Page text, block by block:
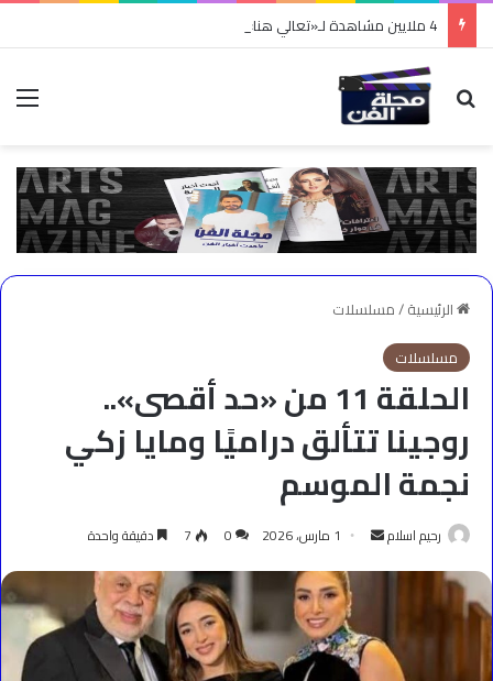
بحث عن
الرئيسية/مسلسلات
مسلسلات
الحلقة 11 من «حد أقصى»..
روجينا تتألق دراميًا ومايا زكي
نجمة الموسم
رحيم اسلام
أرسل
إلكترونيا
1 مارس، 2026 0
7 دقيقة واحدة